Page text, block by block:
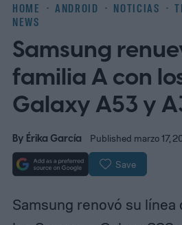
HOME ANDROID NOTICIAS
NEWS
Samsung
familia A con
Galaxy A53 y
By Érika García Published marzo 17,
Save
Samsung renovó su línea